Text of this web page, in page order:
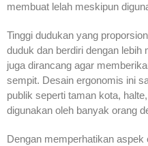
membuat lelah meskipun
Tinggi dudukan yang
duduk dan berdiri dengan lebih
juga dirancang agar
sempit. Desain ergonomis ini
publik seperti taman kota,
digunakan oleh banyak orang
Dengan memperhatikan